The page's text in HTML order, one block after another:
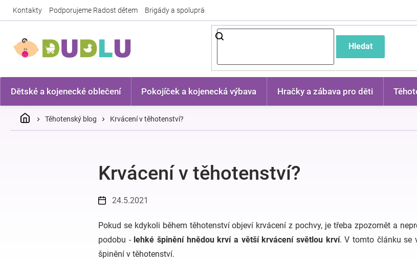
Kontakty Podporujeme Radost dětem Brigády a spolupráce
Hledat
Dětské a kojenecké oblečení Pokojíček a kojenecká výbava Hračky a zábava pro děti
DomůTěhotenský blog Krvácení v těhotenství?
Krvácení v těhotenství?
24.5.2021
Pokud se kdykoli během těhotenství objeví krvácení z pochvy, je třeba zpozornět a
podobu - lehké špinění hnědou krví a větší krvácení světlou krví. V tomto článku se
špinění v těhotenství.